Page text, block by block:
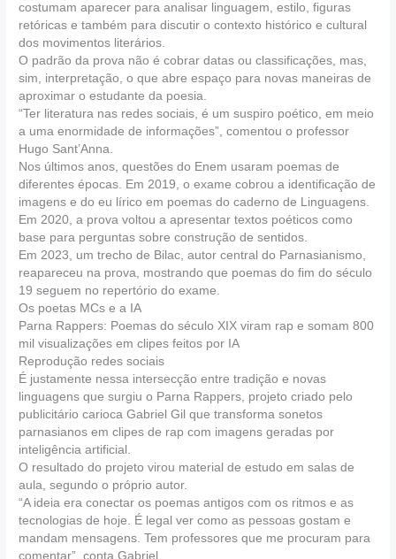
costumam aparecer para analisar linguagem, estilo, figuras
retóricas e também para discutir o contexto histórico e cultural
dos movimentos literários.
O padrão da prova não é cobrar datas ou classificações, mas,
sim, interpretação, o que abre espaço para novas maneiras de
aproximar o estudante da poesia.
“Ter literatura nas redes sociais, é um suspiro poético, em meio
a uma enormidade de informações”, comentou o professor
Hugo Sant’Anna.
Nos últimos anos, questões do Enem usaram poemas de
diferentes épocas. Em 2019, o exame cobrou a identificação de
imagens e do eu lírico em poemas do caderno de Linguagens.
Em 2020, a prova voltou a apresentar textos poéticos como
base para perguntas sobre construção de sentidos.
Em 2023, um trecho de Bilac, autor central do Parnasianismo,
reapareceu na prova, mostrando que poemas do fim do século
19 seguem no repertório do exame.
Os poetas MCs e a IA
Parna Rappers: Poemas do século XIX viram rap e somam 800
mil visualizações em clipes feitos por IA
Reprodução redes sociais
É justamente nessa intersecção entre tradição e novas
linguagens que surgiu o Parna Rappers, projeto criado pelo
publicitário carioca Gabriel Gil que transforma sonetos
parnasianos em clipes de rap com imagens geradas por
inteligência artificial.
O resultado do projeto virou material de estudo em salas de
aula, segundo o próprio autor.
“A ideia era conectar os poemas antigos com os ritmos e as
tecnologias de hoje. É legal ver como as pessoas gostam e
mandam mensagens. Tem professores que me procuram para
comentar”, conta Gabriel.